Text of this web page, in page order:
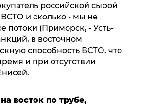
российской сырой
и сколько - мы не
потоки (Приморск, - Усть-
в восточном
способность ВСТО, что
и при отсутствии
восток по трубе,